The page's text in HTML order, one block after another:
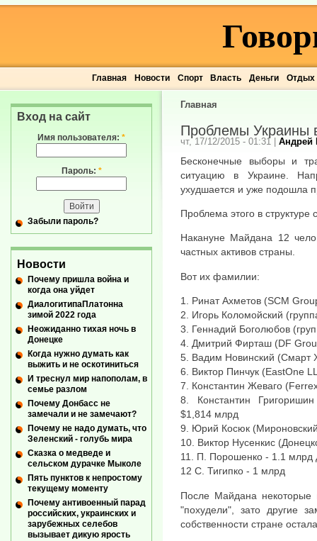
Главная Новости Спорт Власть Деньги Отдых
Главная
Проблемы Украины
чт, 17/12/2015 - 01:31 | Андрей
Бесконечные выборы и
ситуацию в Украине.
ухудшается и уже подошла
Проблема этого в структуре
Накануне Майдана 12
частных активов страны.
Вот их фамилии:
1. Ринат Ахметов (SCM
2. Игорь Коломойский
3. Геннадий Боголюбов
4. Дмитрий Фирташ (DF
5. Вадим Новинский (Смарт
6. Виктор Пинчук (EastOne
7. Константин Жеваго
8. Константин
$1,814 млрд
9. Юрий Косюк
10. Виктор Нусенкис
11. П. Порошенко - 1.1 млрд
12 С. Тигипко - 1 млрд
После Майдана некоторые
"похудели", зато другие
собственности стране
Вход на сайт
Имя пользователя: *
Пароль: *
Забыли пароль?
Новости
Почему пришла война и
когда она уйдет
ДиалогитипаПлатонна
зимой 2022 года
Неожиданно тихая ночь в
Донецке
Когда нужно думать как
выжить и не оскотиниться
И треснул мир напополам, в
семье разлом
Почему Донбасс не
замечали и не замечают?
Почему не надо думать, что
Зеленский - голубь мира
Сказка о медведе и
сельском дурачке Мыколе
Пять пунктов к непростому
текущему моменту
Почему антивоенный парад
российских, украинских и
зарубежных селебов
вызывает дикую ярость